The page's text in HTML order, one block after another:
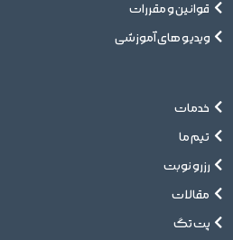
قوانین و مقررات
ویدیو های آموزشی
خدمات
تیم ما
رزرو نوبت
مقالات
پت تگ